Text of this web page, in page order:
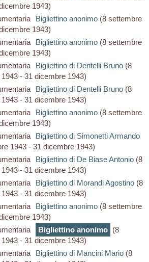
1943)
Bigliettino anonimo(8 settembre
1943)
Bigliettino anonimo(8 settembre
1943)
Bigliettino di Dentelli Bruno(8
- 31 dicembre 1943)
Bigliettino di Dentelli Bruno(8
- 31 dicembre 1943)
Bigliettino anonimo(8 settembre
1943)
Bigliettino di Simonetti Armando
1943 - 31 dicembre 1943)
Bigliettino di De Biase Antonio(8
- 31 dicembre 1943)
Bigliettino di Morandi Agostino(8
- 31 dicembre 1943)
Bigliettino anonimo(8 settembre
1943)
Bigliettino anonimo
(8
- 31 dicembre 1943)
Bigliettino di Mancini Mario(8